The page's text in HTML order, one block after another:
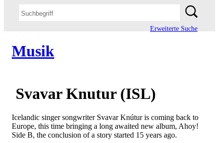
ErweiterteSuche
Musik
SvavarKnutur(ISL)
IcelandicsingersongwriterSvavarKnúturiscomingbackto
Europe,thistimebringingalongawaitednewalbum,Ahoy!
SideB,theconclusionofastorystarted15yearsago.